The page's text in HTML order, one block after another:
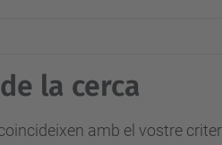
la cerca
amb el vostre